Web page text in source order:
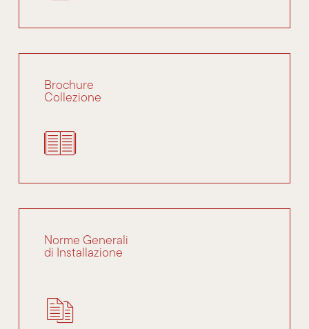
Brochure
Collezione
Norme Generali
di Installazione